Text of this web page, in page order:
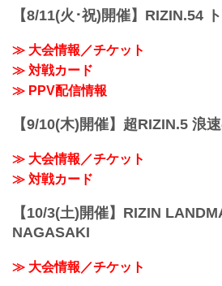
湘南美容クリ
日時
さいたまスー
【8/11(火･祝)開催】RIZIN.54
≫ 大会情報／チケット
≫ 対戦カード
≫ PPV配信情報
【9/10(木)開催】超RIZIN.5 浪
≫ 大会情報／チケット
≫ 対戦カード
【10/3(土)開催】RIZIN
NAGASAKI
≫ 大会情報／チケット